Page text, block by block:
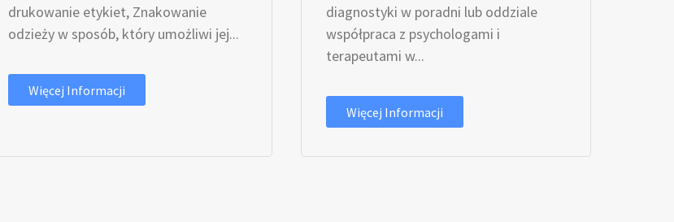
drukowanie etykiet, Znakowanie
odzieży w sposób, który umożliwi jej...
Więcej Informacji
diagnostyki w poradni lub oddziale
współpraca z psychologami i
terapeutami w...
Więcej Informacji